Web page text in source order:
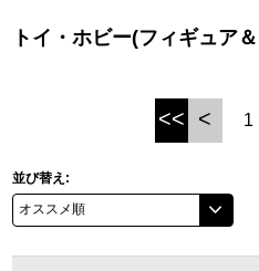
ラブライブ！
ラブライブ！虹ヶ咲学園スクールアイ
ラブライブ！スーパースター!!
トイ・ホビー(フィギュア
<< < 1
並び替え: